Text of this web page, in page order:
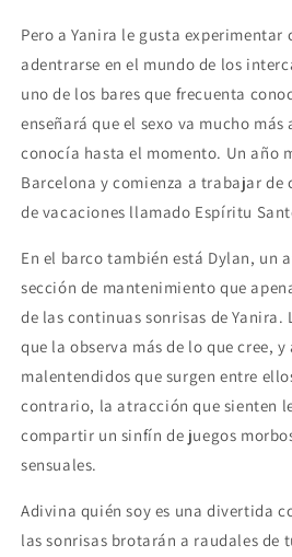
Pero a Yanira le gusta experimentar
adentrarse en el mundo de los
uno de los bares que frecuenta
enseñará que el sexo va mucho
conocía hasta el momento. Un año
Barcelona y comienza a trabajar de
de vacaciones llamado Espíritu
En el barco también está Dylan, un
sección de mantenimiento que
de las continuas sonrisas de Yanira.
que la observa más de lo que cree,
malentendidos que surgen entre
contrario, la atracción que sienten
compartir un sinfín de juegos
sensuales.
Adivina quién soy es una divertida
las sonrisas brotarán a raudales de